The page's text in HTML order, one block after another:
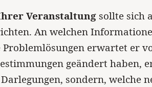
Veranstaltung sollte sich
An welchen
Problemlösungen erwartet er
geändert haben,
sondern, welche